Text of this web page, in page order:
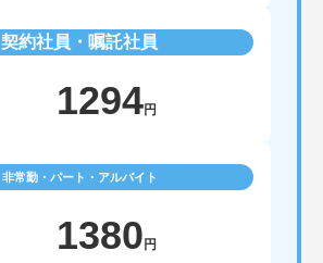
契約社員・嘱託社員
1294円
非常勤・パート・アルバイト
1380円